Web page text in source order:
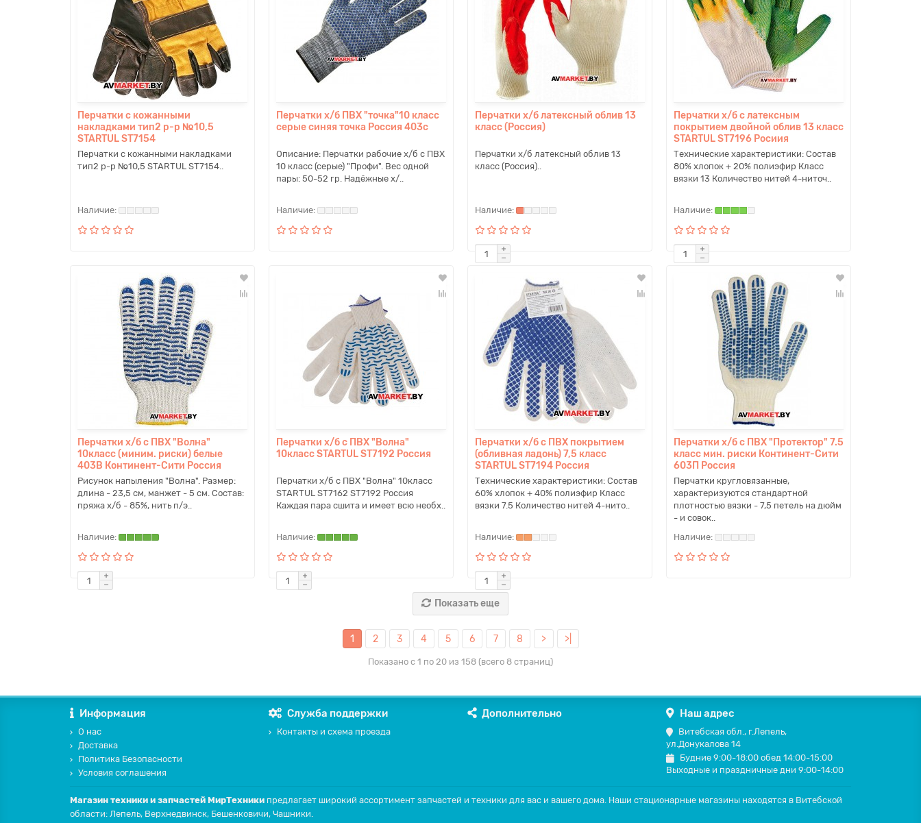
Перчатки с кожанными
накладками тип2 р-р №10,5
STARTUL ST7154
Перчатки с кожанными накладками
тип2 р-р №10,5 STARTUL ST7154..
Перчатки х/б ПВХ "точка"10 класс
серые синяя точка Россия 403с
Описание: Перчатки рабочие х/б с ПВХ
10 класс (серые) "Профи". Вес одной
пары: 50-52 гр. Надёжные х/..
Перчатки х/б латексный облив 13
класс (Россия)
Перчатки х/б латексный облив 13
класс (Россия)..
Перчатки х/б с латексным
покрытием двойной облив 13 класс
STARTUL ST7196 Росиия
Технические характеристики: Состав
80% хлопок + 20% полиэфир Класс
вязки 13 Количество нитей 4-ниточ..
Перчатки х/б с ПВХ "Волна"
10класс (миним. риски) белые
403В Континент-Сити Россия
Рисунок напыления "Волна". Размер:
длина - 23,5 см, манжет - 5 см. Состав:
пряжа х/б - 85%, нить п/э..
Перчатки х/б с ПВХ "Волна"
10класс STARTUL ST7192 Россия
Перчатки х/б с ПВХ "Волна" 10класс
STARTUL ST7162 ST7192 Россия
Каждая пара сшита и имеет всю необх..
Перчатки х/б с ПВХ покрытием
(обливная ладонь) 7,5 класс
STARTUL ST7194 Россия
Технические характеристики: Состав
60% хлопок + 40% полиэфир Класс
вязки 7.5 Количество нитей 4-нито..
Перчатки х/б с ПВХ "Протектор" 7.5
класс мин. риски Континент-Сити
603П Россия
Перчатки кругловязанные,
характеризуются стандартной
плотностью вязки - 7,5 петель на дюйм
- и совок..
Показать еще
1 2 3 4 5 6 7 8 > >|
Показано с 1 по 20 из 158 (всего 8 страниц)
Информация
О нас
Доставка
Политика Безопасности
Условия соглашения
Служба поддержки
Контакты и схема проезда
Дополнительно Наш адрес
Витебская обл., г.Лепель,
ул.Донукалова 14
Будние 9:00-18:00 обед 14:00-15:00
Выходные и праздничные дни 9:00-14:00
Магазин техники и запчастей МирТехники предлагает широкий ассортимент запчастей и техники для вас и вашего дома. Наши стационарные магазины находятся в Витебской
области: Лепель, Верхнедвинск, Бешенковичи, Чашники.